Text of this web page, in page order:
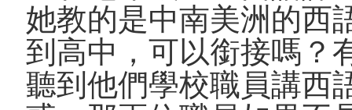
她教的是中南美洲的西
到高中，可以銜接嗎？
聽到他們學校職員講西